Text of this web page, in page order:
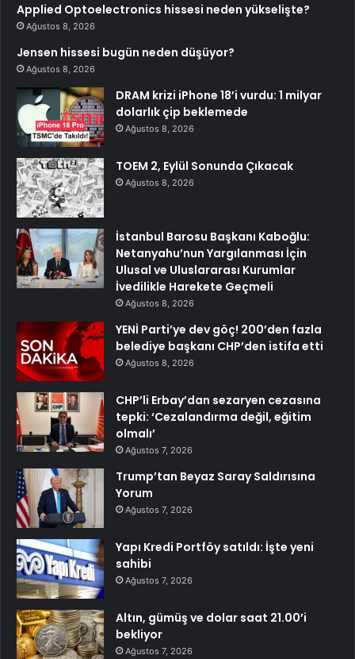
Applied Optoelectronics hissesi neden yükselişte?
Ağustos 8, 2026
Jensen hissesi bugün neden düşüyor?
Ağustos 8, 2026
DRAM krizi iPhone 18’i vurdu: 1 milyar
dolarlık çip beklemede
Ağustos 8, 2026
TOEM 2, Eylül Sonunda Çıkacak
Ağustos 8, 2026
İstanbul Barosu Başkanı Kaboğlu:
Netanyahu’nun Yargılanması İçin
Ulusal ve Uluslararası Kurumlar
İvedilikle Harekete Geçmeli
Ağustos 8, 2026
YENİ Parti’ye dev göç! 200’den fazla
belediye başkanı CHP’den istifa etti
Ağustos 8, 2026
CHP’li Erbay’dan sezaryen cezasına
tepki: ‘Cezalandırma değil, eğitim
olmalı’
Ağustos 7, 2026
Trump’tan Beyaz Saray Saldırısına
Yorum
Ağustos 7, 2026
Yapı Kredi Portföy satıldı: İşte yeni
sahibi
Ağustos 7, 2026
Altın, gümüş ve dolar saat 21.00’i
bekliyor
Ağustos 7, 2026